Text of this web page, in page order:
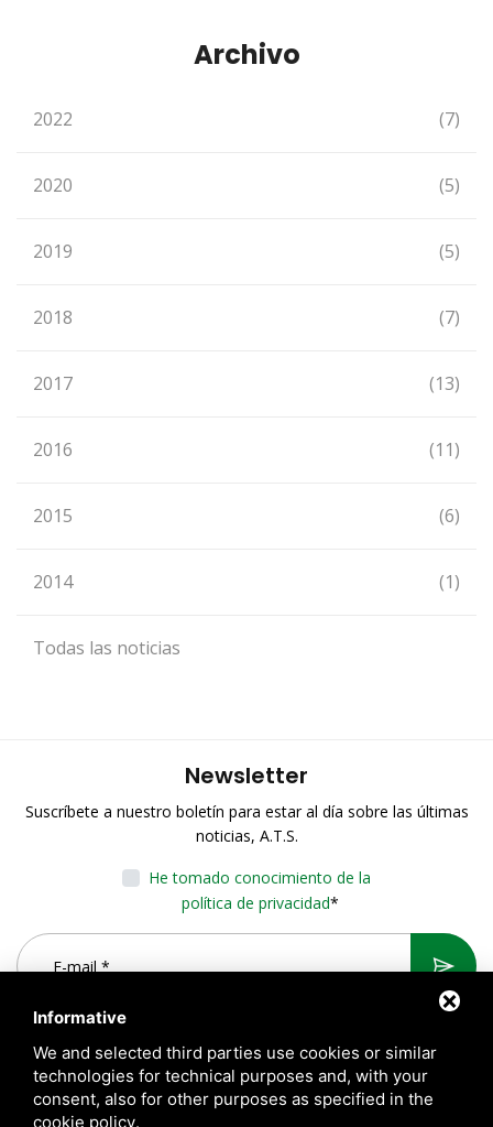
Archivo
2022 (7)
2020 (5)
2019 (5)
2018 (7)
2017 (13)
2016 (11)
2015 (6)
2014 (1)
Todas las noticias
Newsletter
Suscríbete a nuestro boletín para estar al día sobre las últimas
noticias, A.T.S.
He tomado conocimiento de la
política de privacidad*
Informative
We and selected third parties use cookies or similar
technologies for technical purposes and, with your
consent, also for other purposes as specified in the
cookie policy.